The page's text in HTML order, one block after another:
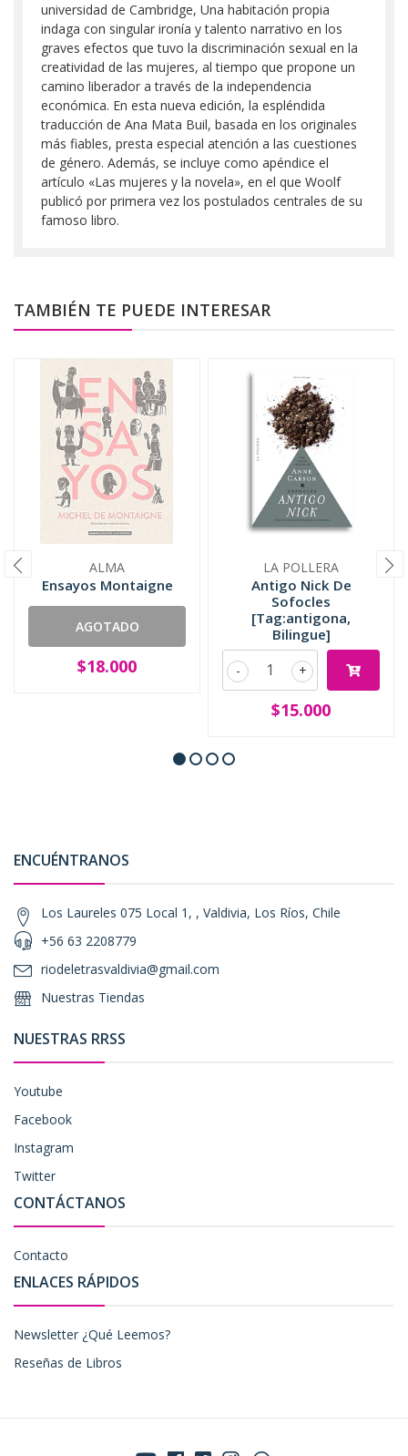
universidad de Cambridge, Una habitación propia
indaga con singular ironía y talento narrativo en los
graves efectos que tuvo la discriminación sexual en la
creatividad de las mujeres, al tiempo que propone un
camino liberador a través de la independencia
económica. En esta nueva edición, la espléndida
traducción de Ana Mata Buil, basada en los originales
más fiables, presta especial atención a las cuestiones
de género. Además, se incluye como apéndice el
artículo «Las mujeres y la novela», en el que Woolf
publicó por primera vez los postulados centrales de su
famoso libro.
TAMBIÉN TE PUEDE INTERESAR
ALMA
Ensayos Montaigne
AGOTADO
$18.000
LA POLLERA
Antigo Nick De
Sofocles
[Tag:antigona,
Bilingue]
+
-
$15.000
ENCUÉNTRANOS
Los Laureles 075 Local 1, , Valdivia, Los Ríos, Chile
+56 63 2208779
riodeletrasvaldivia@gmail.com
Nuestras Tiendas
NUESTRAS RRSS
Youtube
Facebook
Instagram
Twitter
CONTÁCTANOS
Contacto
ENLACES RÁPIDOS
Newsletter ¿Qué Leemos?
Reseñas de Libros